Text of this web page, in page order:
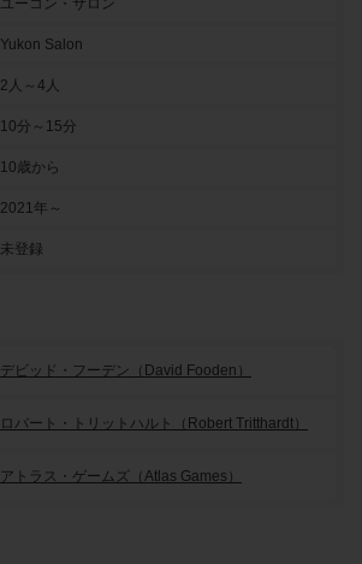
ユーコン・サロン
Yukon Salon
2人～4人
10分～15分
10歳から
2021年～
未登録
デビッド・フーデン（David Fooden）
ロバート・トリットハルト（Robert Tritthardt）
アトラス・ゲームズ（Atlas Games）